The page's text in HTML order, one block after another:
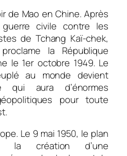
de Mao en Chine. Après
civile contre les
de Tchang Kaï-chek,
la République
le 1er octobre 1949. Le
au monde devient
qui aura d’énormes
pour toute
Le 9 mai 1950, le plan
la création d’une